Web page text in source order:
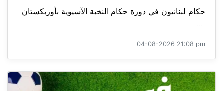
حكام لبنانيون في دورة حكام النخبة الآسيوية بأوزبكستان
...
04-08-2026 21:08 pm